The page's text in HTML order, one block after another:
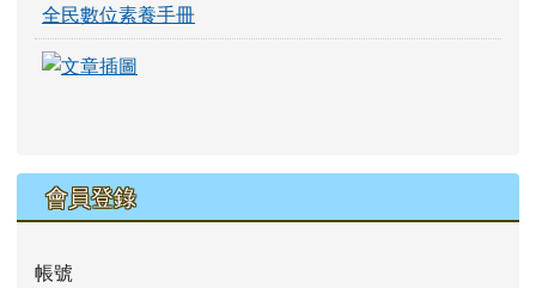
全民數位素養手冊
會員登錄
帳號